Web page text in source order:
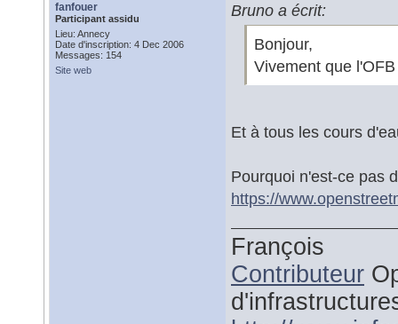
fanfouer
Participant assidu
Lieu: Annecy
Date d'inscription: 4 Dec 2006
Messages: 154
Site web
Bruno a écrit:
Bonjour,
Vivement que
Et à tous les cours
Pourquoi n'est-ce pas
https://
François
Contributeur